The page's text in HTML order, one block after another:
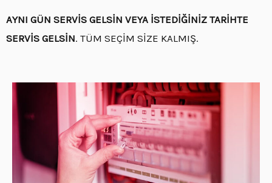
AYNI GÜN SERVİS GELSİN VEYA İSTEDİĞİNİZ TARİHTE
SERVİS GELSİN. TÜM SEÇİM SİZE KALMIŞ.